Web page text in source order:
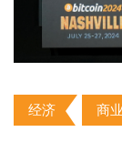
经济 商业